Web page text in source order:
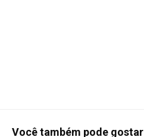
Você também pode gostar